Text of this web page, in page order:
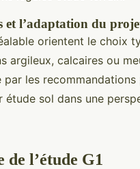
et l’adaptation du
orientent le choix
argileux, calcaires ou
les
sol dans une
l’étude G1